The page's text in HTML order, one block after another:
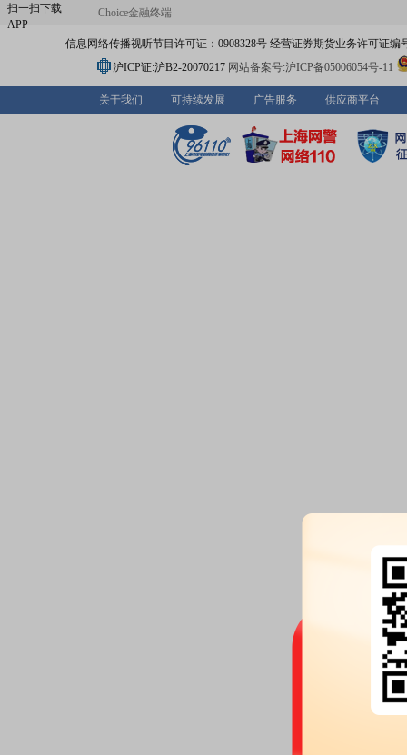
扫一扫下载
APP
Choice金融终端
信息网络传播视听节目许可证：0908328号 经营证券期货业务许可证编
沪ICP证:沪B2-20070217 网站备案号:沪ICP备05006054号-11
关于我们 可持续发展 广告服务 供应商平台